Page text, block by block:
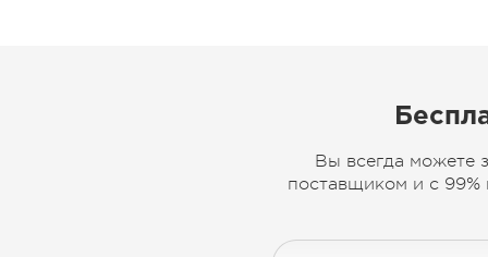
Вы всегда можете
поставщиком и с 99%